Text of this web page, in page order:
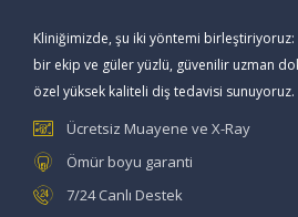
Kliniğimizde, şu iki yöntemi birleştiriyoruz:
bir ekip ve güler yüzlü, güvenilir uzman
özel yüksek kaliteli diş tedavisi sunuyoruz.
Ücretsiz Muayene ve X-Ray
Ömür boyu garanti
7/24 Canlı Destek